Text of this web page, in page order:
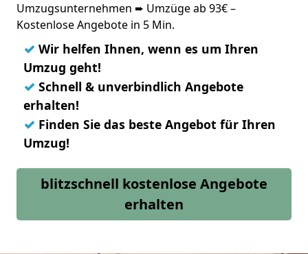
Umzugsunternehmen ➨ Umzüge ab 93€ –
Kostenlose Angebote in 5 Min.
✓ Wir helfen Ihnen, wenn es um Ihren
Umzug geht!
✓ Schnell & unverbindlich Angebote
erhalten!
✓ Finden Sie das beste Angebot für Ihren
Umzug!
blitzschnell kostenlose Angebote
erhalten